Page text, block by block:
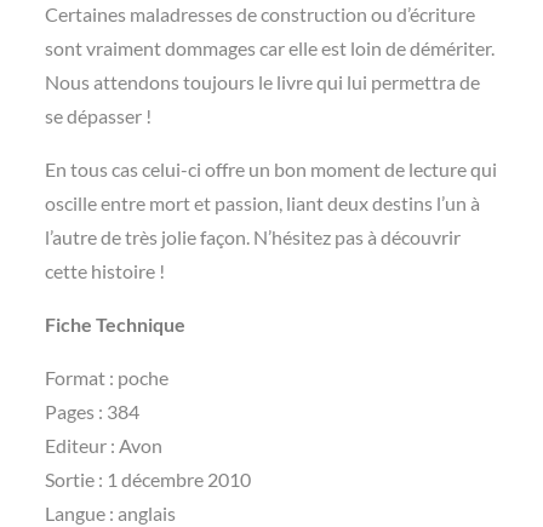
Certaines maladresses de construction ou d’écriture
sont vraiment dommages car elle est loin de démériter.
Nous attendons toujours le livre qui lui permettra de
se dépasser !
En tous cas celui-ci offre un bon moment de lecture qui
oscille entre mort et passion, liant deux destins l’un à
l’autre de très jolie façon. N’hésitez pas à découvrir
cette histoire !
Fiche Technique
Format : poche
Pages : 384
Editeur : Avon
Sortie : 1 décembre 2010
Langue : anglais